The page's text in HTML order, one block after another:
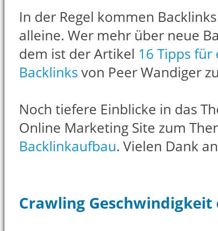
In der Regel kommen
alleine. Wer mehr über neue
dem ist der Artikel 16 Tipps
Backlinks von Peer Wandiger
Noch tiefere Einblicke in das
Online Marketing Site zum
Backlinkaufbau. Vielen Dank
Crawling Geschwindigkeit